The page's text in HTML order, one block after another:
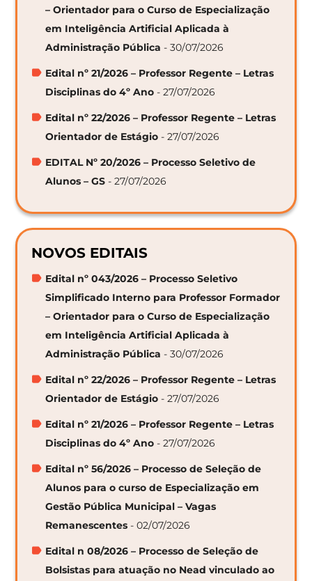
– Orientador para o Curso de Especialização
em Inteligência Artificial Aplicada à
Administração Pública - 30/07/2026
Edital nº 21/2026 – Professor Regente – Letras
Disciplinas do 4º Ano - 27/07/2026
Edital nº 22/2026 – Professor Regente – Letras
Orientador de Estágio - 27/07/2026
EDITAL Nº 20/2026 – Processo Seletivo de
Alunos – GS - 27/07/2026
NOVOS EDITAIS
Edital nº 043/2026 – Processo Seletivo
Simplificado Interno para Professor Formador
– Orientador para o Curso de Especialização
em Inteligência Artificial Aplicada à
Administração Pública - 30/07/2026
Edital nº 22/2026 – Professor Regente – Letras
Orientador de Estágio - 27/07/2026
Edital nº 21/2026 – Professor Regente – Letras
Disciplinas do 4º Ano - 27/07/2026
Edital nº 56/2026 – Processo de Seleção de
Alunos para o curso de Especialização em
Gestão Pública Municipal – Vagas
Remanescentes - 02/07/2026
Edital n 08/2026 – Processo de Seleção de
Bolsistas para atuação no Nead vinculado ao